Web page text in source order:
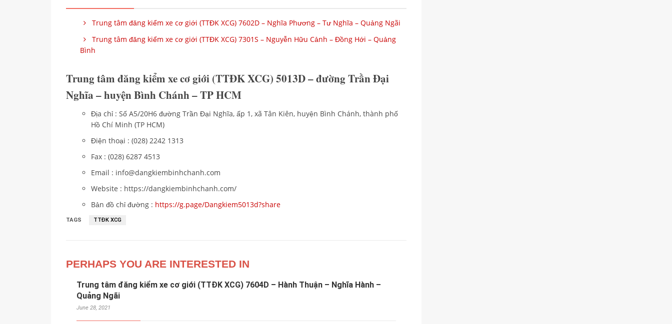
Trung tâm đăng kiểm xe cơ giới (TTĐK XCG) 7602D – Nghĩa Phương – Tư Nghĩa – Quảng Ngãi
Trung tâm đăng kiểm xe cơ giới (TTĐK XCG) 7301S – Nguyễn Hữu Cảnh – Đồng Hới – Quảng
Bình
Trung tâm đăng kiểm xe cơ giới (TTĐK XCG) 5013D – đường Trần Đại
Nghĩa – huyện Bình Chánh – TP HCM
Địa chỉ : Số A5/20H6 đường Trần Đại Nghĩa, ấp 1, xã Tân Kiên, huyện Bình Chánh, thành phố
Hồ Chí Minh (TP HCM)
Điện thoại : (028) 2242 1313
Fax : (028) 6287 4513
Email : info@dangkiembinhchanh.com
Website : https://dangkiembinhchanh.com/
Bản đồ chỉ đường : https://g.page/Dangkiem5013d?share
TAGS TTĐK XCG
PERHAPS YOU ARE INTERESTED IN
Trung tâm đăng kiểm xe cơ giới (TTĐK XCG) 7604D – Hành Thuận – Nghĩa Hành –
Quảng Ngãi
June 28, 2021